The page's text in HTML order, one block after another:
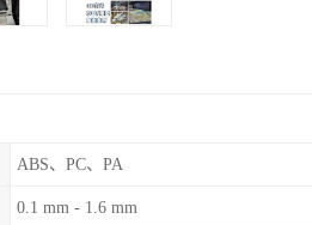
ABS、PC、PA
0.1 mm - 1.6 mm